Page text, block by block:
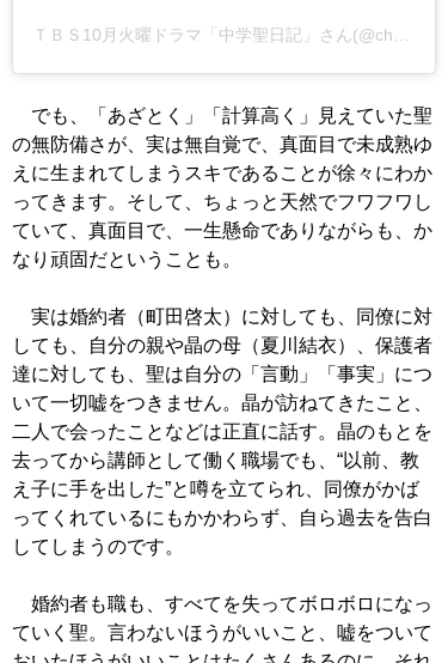
でも、「あざとく」「計算高く」見えていた聖
の無防備さが、実は無自覚で、真面目で未成熟ゆ
えに生まれてしまうスキであることが徐々にわか
ってきます。そして、ちょっと天然でフワフワし
ていて、真面目で、一生懸命でありながらも、か
なり頑固だということも。
実は婚約者（町田啓太）に対しても、同僚に対
しても、自分の親や晶の母（夏川結衣）、保護者
達に対しても、聖は自分の「言動」「事実」につ
いて一切嘘をつきません。晶が訪ねてきたこと、
二人で会ったことなどは正直に話す。晶のもとを
去ってから講師として働く職場でも、“以前、教
え子に手を出した”と噂を立てられ、同僚がかば
ってくれているにもかかわらず、自ら過去を告白
してしまうのです。
婚約者も職も、すべてを失ってボロボロになっ
ていく聖。言わないほうがいいこと、嘘をついて